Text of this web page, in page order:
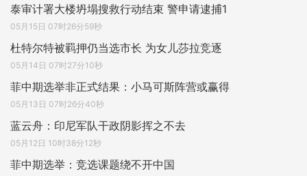
泰审计署大楼坍塌搜救行动结束 警申请逮捕1
05月15日 07时26分59秒
杜特尔特被羁押仍当选市长 为女儿莎拉竞逐
05月14日 07时27分10秒
菲中期选举非正式结果：小马可斯阵营或赢得
05月13日 07时26分40秒
蓝云舟：印尼军队干政阴影挥之不去
05月12日 10时38分12秒
菲中期选举：竞选课题绕不开中国